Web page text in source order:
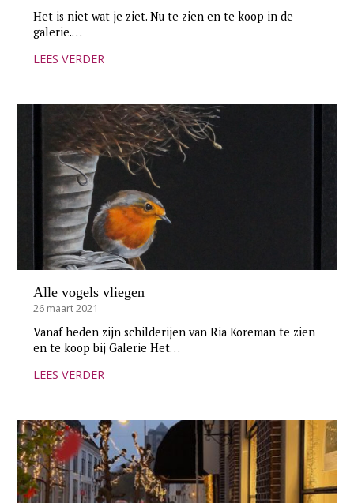
Het is niet wat je ziet. Nu te zien en te koop in de
galerie.…
LEES VERDER
Alle vogels vliegen
26 maart 2021
Vanaf heden zijn schilderijen van Ria Koreman te zien
en te koop bij Galerie Het…
LEES VERDER